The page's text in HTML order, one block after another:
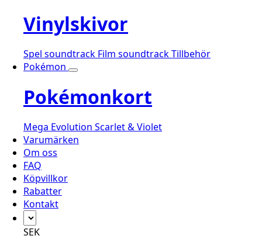
Vinylskivor
Spel soundtrack Film soundtrackTillbehör
Pokémon
Pokémonkort
Mega Evolution Scarlet & Violet
Varumärken
Om oss
FAQ
Köpvillkor
Rabatter
Kontakt
SEK